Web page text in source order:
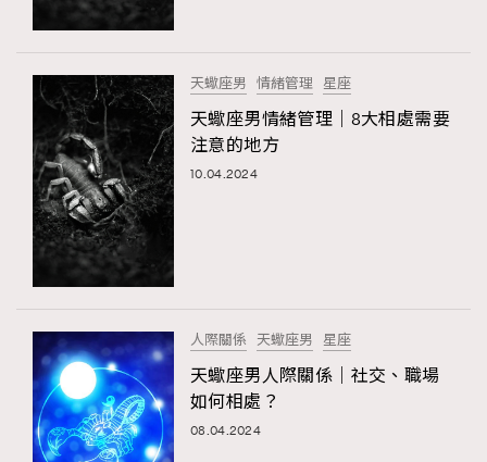
TRENDING
AFrenchMind
DressLikeAParisienne
EmpowerF
FashionWeek
AFrenchMind
DressLikeAParisienne 1
EmpowerF 103
FashionWeek
FigaroAesthetic
FigaroBeautyRitual
FigaroCeleb 547
FigaroCinéma 281
FigaroDigitalCover 17
FigaroExhibition
#FigaroExhibition Wyman 揭曉 Figaro Exhibition
第二站！
天蠍座男 情緒管理 星座
天蠍座男情緒管理｜8大相處需要
注意的地方
10.04.2024
人際關係 天蠍座男 星座
天蠍座男人際關係｜社交、職場
如何相處？
08.04.2024